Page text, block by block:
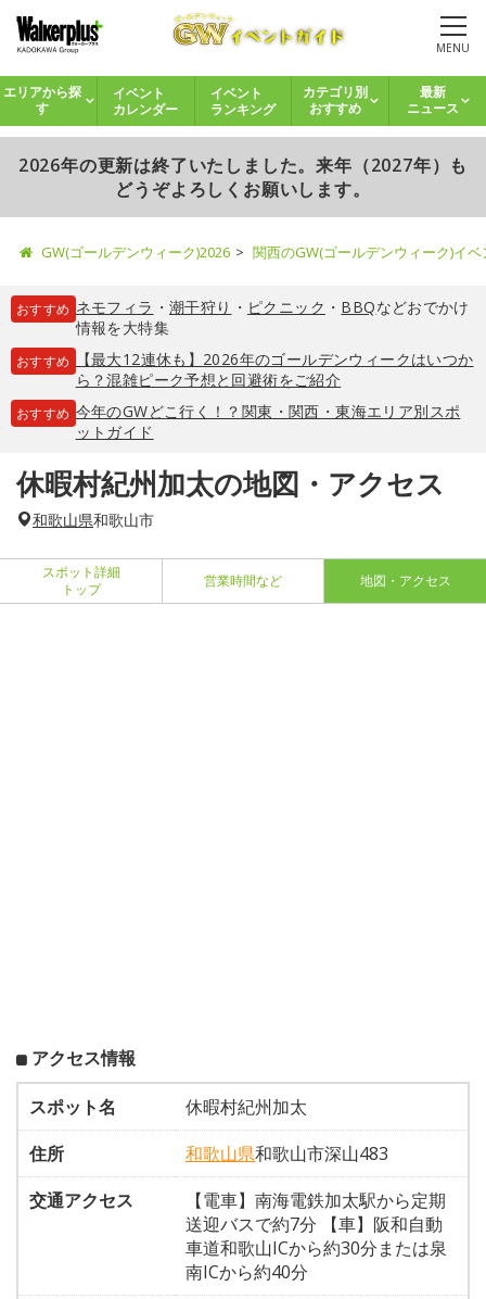
MENU
エリアから探
す
イベント
カレンダー
イベント
ランキング
カテゴリ別
おすすめ
最新
ニュース
2026年の更新は終了いたしました。来年（2027年）も
どうぞよろしくお願いします。
GW(ゴールデンウィーク)2026 関西のGW(ゴールデンウィーク)イ
おすすめ ネモフィラ ・ 潮干狩り ・ ピクニック ・ BBQなどおでかけ
情報を大特集
おすすめ
【最大12連休も】2026年のゴールデンウィークはいつか
ら？混雑ピーク予想と回避術をご紹介
おすすめ 今年のGWどこ行く！？関東・関西・東海エリア別スポ
ットガイド
休暇村紀州加太の地図・アクセス
和歌山県和歌山市
スポット詳細
トップ
営業時間など 地図・アクセス
アクセス情報
スポット名
休暇村紀州加太
住所
和歌山県和歌山市深山483
交通アクセス
【電車】南海電鉄加太駅から定期
送迎バスで約7分 【車】阪和自動
車道和歌山ICから約30分または泉
南ICから約40分